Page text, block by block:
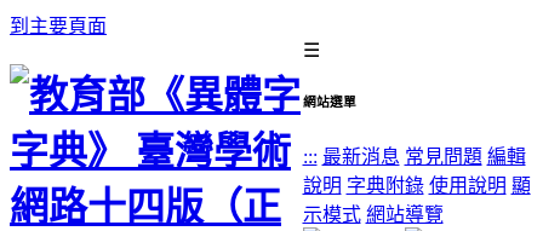
到主要頁面
☰
網站選單
::: 最新消息 常見問題 編輯
說明 字典附錄 使用說明 顯
示模式 網站導覽